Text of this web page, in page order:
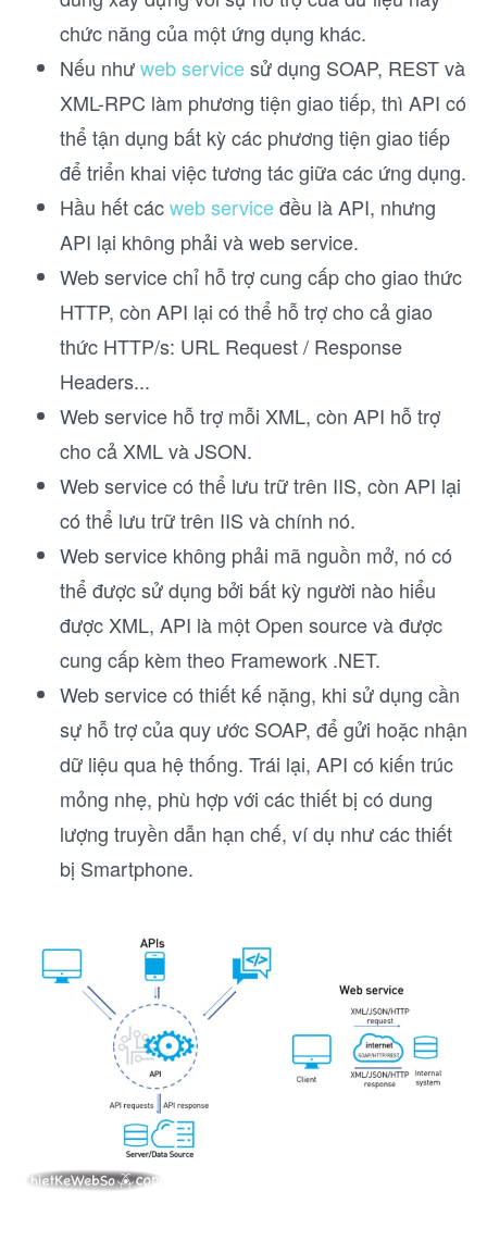
chức năng của một ứng dụng khác.
Nếu nhưweb servicesử dụng SOAP, REST và
XML-RPC làm phương tiện giao tiếp, thì API có
thể tận dụng bất kỳ các phương tiện giao tiếp
để triển khai việc tương tác giữa các ứng dụng.
Hầu hết cácweb serviceđều là API, nhưng
API lại không phải và web service.
Web service chỉ hỗ trợ cung cấp cho giao thức
HTTP, còn API lại có thể hỗ trợ cho cả giao
thức HTTP/s: URL Request / Response
Headers...
Web service hỗ trợ mỗi XML, còn API hỗ trợ
cho cả XML và JSON.
Web service có thể lưu trữ trên IIS, còn API lại
có thể lưu trữ trên IIS và chính nó.
Web service không phải mã nguồn mở, nó có
thể được sử dụng bởi bất kỳ người nào hiểu
được XML, API là một Open source và được
cung cấp kèm theo Framework .NET.
Web service có thiết kế nặng, khi sử dụng cần
sự hỗ trợ của quy ước SOAP, để gửi hoặc nhận
dữ liệu qua hệ thống. Trái lại, API có kiến trúc
mỏng nhẹ, phù hợp với các thiết bị có dung
lượng truyền dẫn hạn chế, ví dụ như các thiết
bị Smartphone.